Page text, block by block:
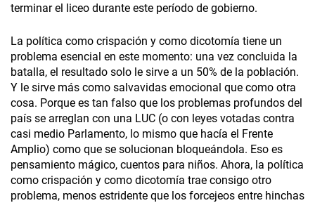
terminar el liceo durante este período de gobierno.
La política como crispación y como dicotomía tiene un
problema esencial en este momento: una vez concluida la
batalla, el resultado solo le sirve a un 50% de la población.
Y le sirve más como salvavidas emocional que como otra
cosa. Porque es tan falso que los problemas profundos del
país se arreglan con una LUC (o con leyes votadas contra
casi medio Parlamento, lo mismo que hacía el Frente
Amplio) como que se solucionan bloqueándola. Eso es
pensamiento mágico, cuentos para niños. Ahora, la política
como crispación y como dicotomía trae consigo otro
problema, menos estridente que los forcejeos entre hinchas